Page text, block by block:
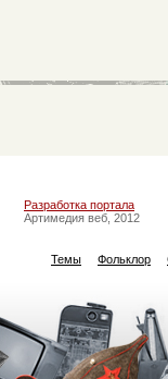
Разработка портала
Артимедия веб, 2012
Темы Фольклор